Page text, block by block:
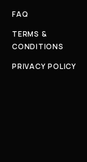
FAQ
TERMS &
CONDITIONS
PRIVACY POLICY